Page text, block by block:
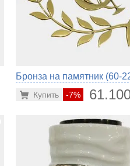
Бронза на памятник (60-
-7%
Купить